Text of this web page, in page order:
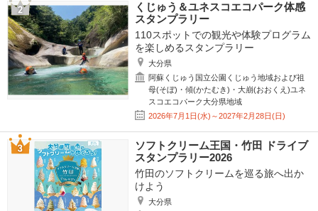
くじゅう＆ユネスコエコパーク体感
スタンプラリー
110スポットでの観光や体験プログラム
を楽しめるスタンプラリー
大分県
阿蘇くじゅう国立公園くじゅう地域および祖
母(そぼ)・傾(かたむき)・大崩(おおくえ)ユネ
スコエコパーク大分県地域
2026年7月1日(水)～2027年2月28日(日)
ソフトクリーム王国・竹田 ドライブ
スタンプラリー2026
竹田のソフトクリームを巡る旅へ出か
けよう
大分県